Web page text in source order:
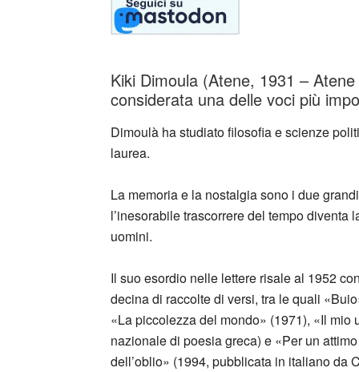
Kiki Dimoula (Atene, 1931 –
considerata una delle voci più
Dimoulà ha studiato filosofia e scienze
laurea.
La memoria e la nostalgia sono i due
l’inesorabile trascorrere del tempo diventa
uomini.
Il suo esordio nelle lettere risale al 1952
decina di raccolte di versi, tra le quali
«La piccolezza del mondo» (1971), «Il
nazionale di poesia greca) e «Per un
dell’oblio» (1994, pubblicata in italiano da